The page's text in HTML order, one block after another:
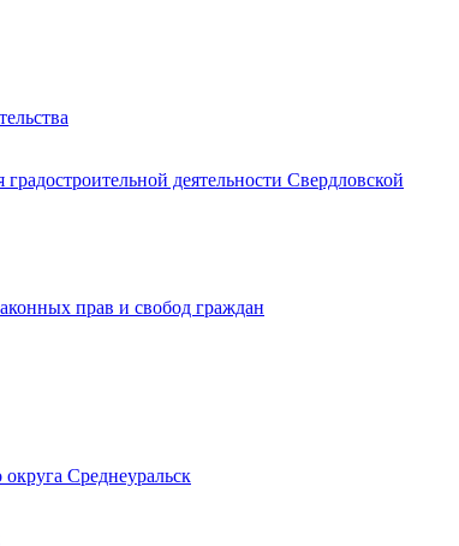
деятельности Свердловской
прав и свобод граждан
Среднеуральск